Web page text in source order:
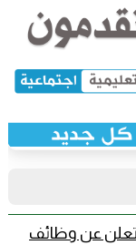
تعلن عن وظائف